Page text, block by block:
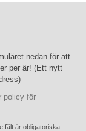
nedan för att
per är! (Ett nytt
policy för
fält är obligatoriska.